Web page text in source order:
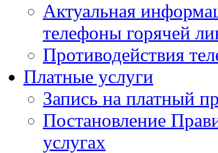
Актуальная
телефоны горячей
Противодействия
Платные услуги
Запись на платный
Постановление
услугах